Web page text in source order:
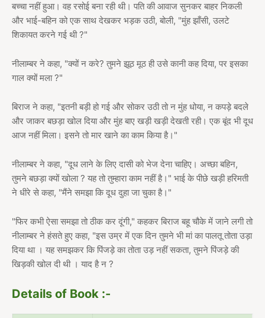
बच्चा नहीं हुआ। वह रसोई बना रही थी। पति की आवाज सुनकर बाहर निकली
और भाई-बहिन को एक साथ देखकर भड़क उठी, बोली, "मुंह झाँसी, उलटे
शिकायत करने गई थी ?"
नीलाम्बर ने कहा, "क्यों न करे? तुमने झूठ मूठ ही उसे कानी कह दिया, पर इसका
गाल क्यों मला ?"
बिराज ने कहा, "इतनी बड़ी हो गई और सोकर उठी तो न मुंह धोया, न कपड़े बदले
और जाकर बछड़ा खोल दिया और मुंह बाए खड़ी खड़ी देखती रही। एक बूंद भी दूध
आज नहीं मिला। इसने तो मार खाने का काम किया है।"
नीलाम्बर ने कहा, "दूध लाने के लिए दासी को भेज देना चाहिए। अच्छा बहिन,
तुमने बछड़ा क्यों खोला ? यह तो तुम्हारा काम नहीं है।" भाई के पीछे खड़ी हरिमती
ने धीरे से कहा, "मैंने समझा कि दूध दुहा जा चुका है।"
"फिर कभी ऐसा समझा तो ठीक कर दूंगी," कहकर बिराज बहू चौके में जाने लगी तो
नीलाम्बर ने हंसते हुए कहा, "इस उम्र में एक दिन तुमने भी मां का पालतू तोता उड़ा
दिया था । यह समझकर कि पिंजड़े का तोता उड़ नहीं सकता, तुमने पिंजड़े की
खिड़की खोल दी थी । याद है न ?
Details of Book :-